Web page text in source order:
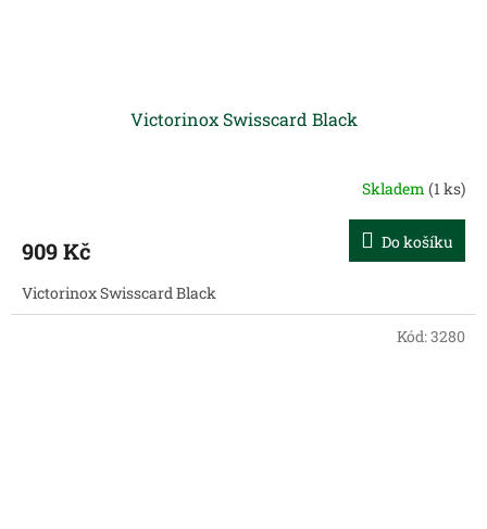
Victorinox Swisscard Black
Skladem (1 ks)
909 Kč Do košíku
Victorinox Swisscard Black
Kód:3280